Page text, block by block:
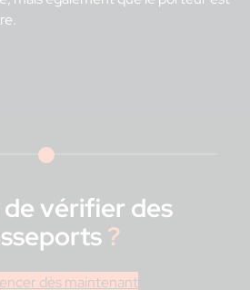
de vérifier des
?
dès maintenant